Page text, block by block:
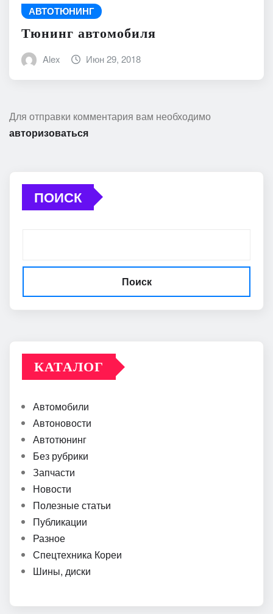
АВТОТЮНИНГ
Тюнинг автомобиля
Alex Июн 29, 2018
Для отправки комментария вам необходимо
авторизоваться
ПОИСК
Поиск
КАТАЛОГ
Автомобили
Автоновости
Автотюнинг
Без рубрики
Запчасти
Новости
Полезные статьи
Публикации
Разное
Спецтехника Кореи
Шины, диски